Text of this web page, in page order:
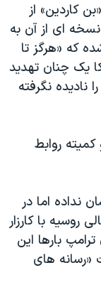
«بن کاردین» از
ای از آن به
که «هرگز تا
یک چنان تهدید
نادیده نگرفته
روابط
نداده اما در
روسیه با کارزار
بارها این
«رسانه های